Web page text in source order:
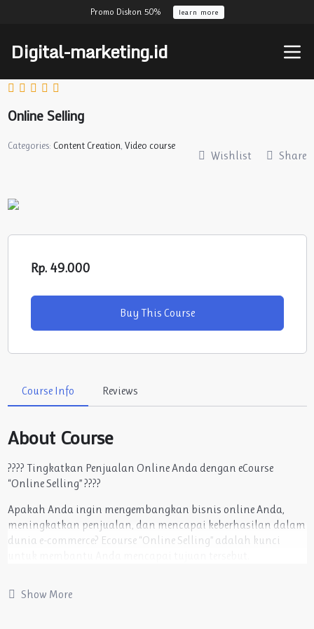
Promo Diskon 50% learn more
Digital-marketing.id
Online Selling
Categories: Content Creation, Video course
Wishlist Share
Rp. 49.000
Buy This Course
Course Info Reviews
About Course
???? Tingkatkan Penjualan Online Anda dengan eCourse
“Online Selling” ????
Apakah Anda ingin mengembangkan bisnis online Anda,
meningkatkan penjualan, dan mencapai keberhasilan dalam
dunia e-commerce? Ecourse “Online Selling” adalah kunci
Belajar dari Ahli: Dapatkan wawasan langsung dari para ahli
Show More